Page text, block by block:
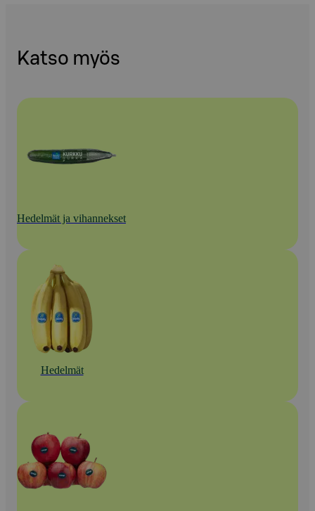
Katso myös
Hedelmät ja vihannekset
Hedelmät